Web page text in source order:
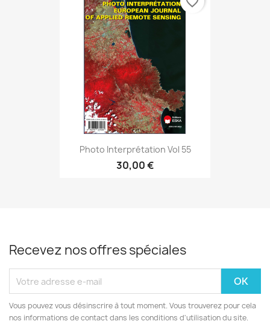
Photo Interprétation Vol 55
30,00 €
Recevez nos offres spéciales
Vous pouvez vous désinscrire à tout moment. Vous trouverez pour cela
nos informations de contact dans les conditions d'utilisation du site.